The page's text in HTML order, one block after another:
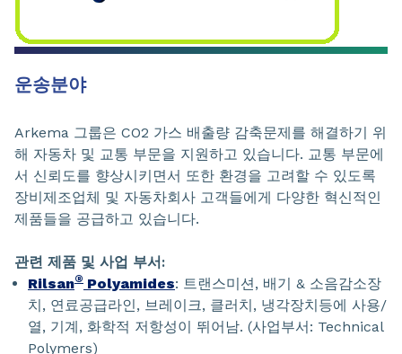
운송분야
Arkema 그룹은 CO2 가스 배출량 감축문제를 해결하기 위
해 자동차 및 교통 부문을 지원하고 있습니다. 교통 부문에
서 신뢰도를 향상시키면서 또한 환경을 고려할 수 있도록
장비제조업체 및 자동차회사 고객들에게 다양한 혁신적인
제품들을 공급하고 있습니다.
관련 제품 및 사업 부서:
Rilsan® Polyamides: 트랜스미션, 배기 & 소음감소장
치, 연료공급라인, 브레이크, 클러치, 냉각장치등에 사용/
열, 기계, 화학적 저항성이 뛰어남. (사업부서: Technical
Polymers)